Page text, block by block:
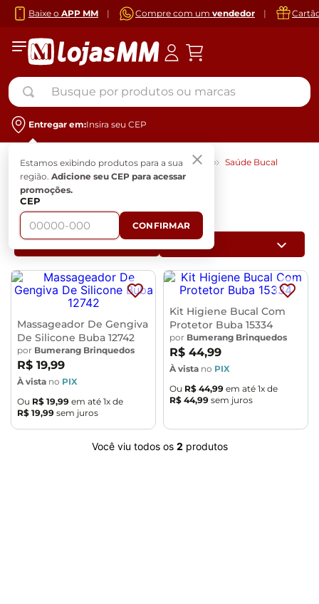
Baixe o APP MM | Compre com um vendedor |
Busque por produtos ou marcas
Entregar em:Insira seu CEP
Estamos exibindo produtos para a sua
região. Adicione seu CEP para acessar
promoções.
CEP
CONFIRMAR
Bebês Higiene e Saúde do Bebê Saúde Bucal
Saúde Bucal
Produtos
Filtrar
Massageador De Gengiva
De Silicone Buba 12742
por Bumerang Brinquedos
R$ 19,99
À vista no PIX
Ou R$ 19,99 em até 1x de
R$ 19,99 sem juros
Kit Higiene Bucal Com
Protetor Buba 15334
por Bumerang Brinquedos
R$ 44,99
À vista no PIX
Ou R$ 44,99 em até 1x de
R$ 44,99 sem juros
Você viu todos os 2 produtos